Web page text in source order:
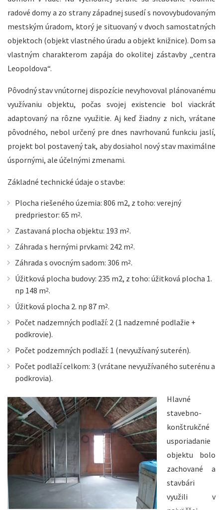
radové domy a zo strany západnej susedí s novovybudovaným
mestským úradom, ktorý je situovaný v dvoch samostatných
objektoch (objekt vlastného úradu a objekt knižnice). Dom sa
vlastným charakterom zapája do okolitej zástavby „centra
Leopoldova“.
Pôvodný stav vnútornej dispozície nevyhovoval plánovanému
využívaniu objektu, počas svojej existencie bol viackrát
adaptovaný na rôzne využitie. Aj keď žiadny z nich, vrátane
pôvodného, nebol určený pre dnes navrhovanú funkciu jaslí,
projekt bol postavený tak, aby dosiahol nový stav maximálne
úspornými, ale účelnými zmenami.
Základné technické údaje o stavbe:
Plocha riešeného územia: 806 m2, z toho: verejný
predpriestor: 65 m2.
Zastavaná plocha objektu: 193 m2.
Záhrada s hernými prvkami: 242 m2.
Záhrada s ovocným sadom: 306 m2.
Úžitková plocha budovy: 235 m2, z toho: úžitková plocha 1.
np 148 m2.
Úžitková plocha 2. np 87 m2.
Počet nadzemných podlaží: 2 (1 nadzemné podlažie +
podkrovie).
Počet podzemných podlaží: 1 (nevyužívaný suterén).
Počet podlaží celkom: 3 (vrátane nevyužívaného suterénu a
podkrovia).
Hlavné
stavebno-
konštrukčné
usporiadanie
objektu bolo
zachované a
stavbári
využili v